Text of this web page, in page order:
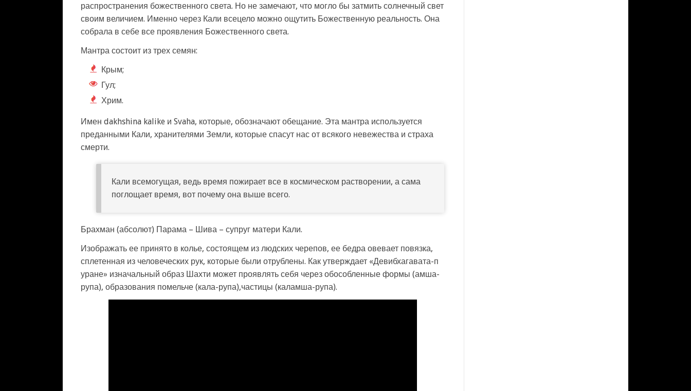
распространения божественного света. Но не замечают, что могло бы затмить солнечный свет
своим величием. Именно через Кали всецело можно ощутить Божественную реальность. Она
собрала в себе все проявления Божественного света.
Мантра состоит из трех семян:
Крым;
Гул;
Хрим.
Имен dakhshina kalike и Svaha, которые, обозначают обещание. Эта мантра используется
преданными Кали, хранителями Земли, которые спасут нас от всякого невежества и страха
смерти.
Кали всемогущая, ведь время пожирает все в космическом растворении, а сама
поглощает время, вот почему она выше всего.
Брахман (абсолют) Парама – Шива – супруг матери Кали.
Изображать ее принято в колье, состоящем из людских черепов, ее бедра овевает повязка,
сплетенная из человеческих рук, которые были отрублены. Как утверждает «Девибхагавата-п
уране» изначальный образ Шахти может проявлять себя через обособленные формы (амша-
рупа), образования помельче (кала-рупа),частицы (каламша-рупа).